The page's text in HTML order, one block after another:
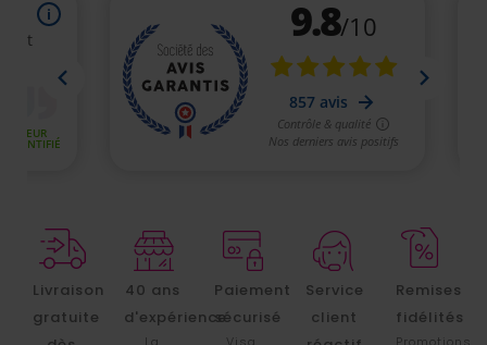
Livraison
gratuite
40 ans
d'expérience
Paiement
sécurisé
Service
client
Remises
fidélités